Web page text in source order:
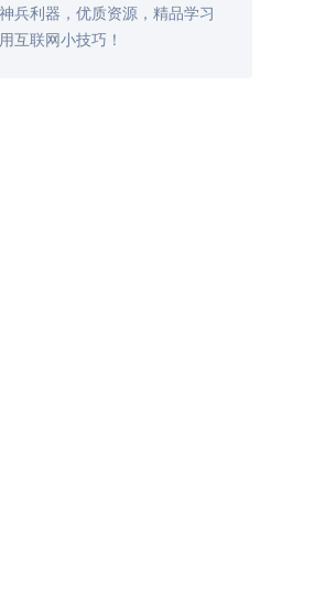
兵利器，优质资源，精品学习
互联网小技巧！